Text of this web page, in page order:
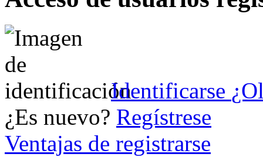
Identificarse
¿Es nuevo? Regístrese
Ventajas de registrarse